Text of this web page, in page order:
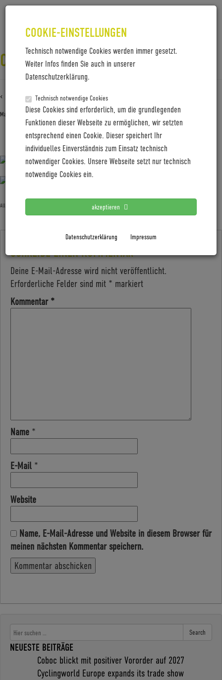
COOKIE-EINSTELLUNGEN
Technisch notwendige Cookies werden immer gesetzt.
Weiter Infos finden Sie auch in unserer
Datenschutzerklärung.
Technisch notwendige Cookies
Diese Cookies sind erforderlich, um die grundlegenden
Funktionen dieser Webseite zu ermöglichen, wir setzten
entsprechend einen Cookie. Dieser speichert Ihr
individuelles Einverständnis zum Einsatz technisch
notwendiger Cookies. Unsere Webseite setzt nur technisch
notwendige Cookies ein.
akzeptieren
Datenschutzerklärung Impressum
COBOC_KANDA527_1913
‹ Zurück zuCoboc_Kanda527_1913
Mai 28, 2019 Gabi Jung — No Comments
Coboc_Kanda527_1913
Allgemein
SCHREIBE EINEN KOMMENTAR
Deine E-Mail-Adresse wird nicht veröffentlicht.
Erforderliche Felder sind mit * markiert
Kommentar *
Name *
E-Mail *
Website
Name, E-Mail-Adresse und Website in diesem Browser für
meinen nächsten Kommentar speichern.
Search
NEUESTE BEITRÄGE
Coboc blickt mit positiver Vororder auf 2027
Cyclingworld Europe expands its trade show